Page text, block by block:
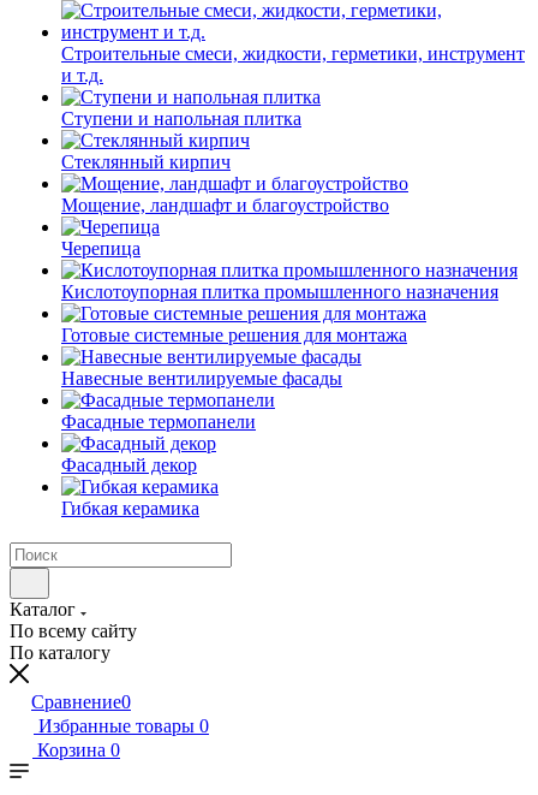
Строительные смеси, жидкости, герметики, инструмент
и т.д.
Ступени и напольная плитка
Cтеклянный кирпич
Мощение, ландшафт и благоустройство
Черепица
Кислотоупорная плитка промышленного назначения
Готовые системные решения для монтажа
Навесные вентилируемые фасады
Фасадные термопанели
Фасадный декор
Гибкая керамика
Каталог
По всему сайту
По каталогу
Сравнение0
Избранные товары 0
Корзина 0